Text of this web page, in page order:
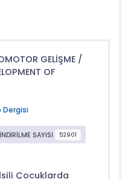
GELİŞME /
OF
Dergisi
SAYISI 52901
Çocuklarda